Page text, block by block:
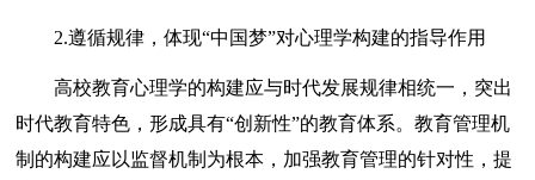
2.遵循规律，体现“中国梦”对心理学构建的指导作用
高校教育心理学的构建应与时代发展规律相统一，突出
时代教育特色，形成具有“创新性”的教育体系。教育管理机
制的构建应以监督机制为根本，加强教育管理的针对性，提